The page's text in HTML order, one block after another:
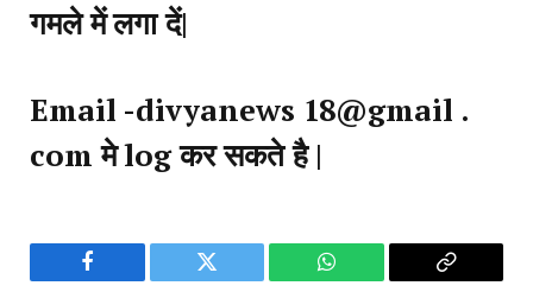
गमले में लगा दें|
Email -divyanews 18@gmail .
com मे log कर सकते है |
Facebook Twitter WhatsApp
Copy